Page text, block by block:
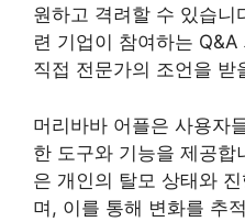
원하고 격려할 수 있습
련 기업이 참여하는
직접 전문가의 조언을 받
머리바바 어플은 사용자
한 도구와 기능을 제공합
은 개인의 탈모 상태와
며, 이를 통해 변화를 추